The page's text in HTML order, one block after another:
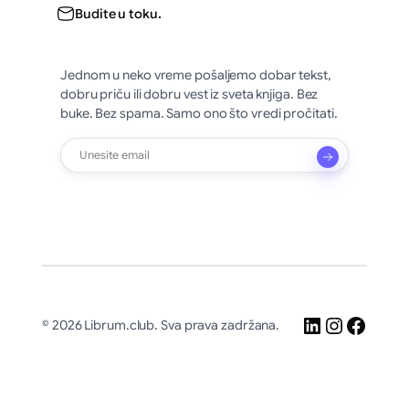
Budite u toku.
Jednom u neko vreme pošaljemo dobar tekst,
dobru priču ili dobru vest iz sveta knjiga. Bez
buke. Bez spama. Samo ono što vredi pročitati.
© 2026 Librum.club. Sva prava zadržana. LinkedIn